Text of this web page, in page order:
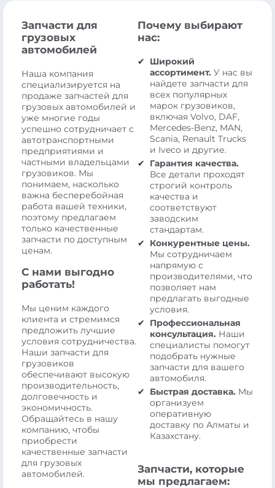
Запчасти для
грузовых
автомобилей
Наша компания
специализируется на
продаже запчастей для
грузовых автомобилей и
уже многие годы
успешно сотрудничает с
автотранспортными
предприятиями и
частными владельцами
грузовиков. Мы
понимаем, насколько
важна бесперебойная
работа вашей техники,
поэтому предлагаем
только качественные
запчасти по доступным
ценам.
С нами выгодно
работать!
Мы ценим каждого
клиента и стремимся
предложить лучшие
условия сотрудничества.
Наши запчасти для
грузовиков
обеспечивают высокую
производительность,
долговечность и
экономичность.
Обращайтесь в нашу
компанию, чтобы
приобрести
качественные запчасти
для грузовых
автомобилей.
Почему выбирают
нас:
Широкий
ассортимент. У нас вы
найдете запчасти для
всех популярных
марок грузовиков,
включая Volvo, DAF,
Mercedes-Benz, MAN,
Scania, Renault Trucks
и Iveco и другие.
Гарантия качества.
Все детали проходят
строгий контроль
качества и
соответствуют
заводским
стандартам.
Конкурентные цены.
Мы сотрудничаем
напрямую с
производителями, что
позволяет нам
предлагать выгодные
условия.
Профессиональная
консультация. Наши
специалисты помогут
подобрать нужные
запчасти для вашего
автомобиля.
Быстрая доставка. Мы
организуем
оперативную
доставку по Алматы и
Казахстану.
Запчасти, которые
мы предлагаем: